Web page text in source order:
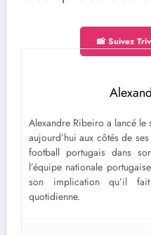
📸 Suivez
Alexandre Ribeiro a lancé
aujourd’hui aux côtés de
football portugais dans
l’équipe nationale
son implication qu’il
quotidienne.